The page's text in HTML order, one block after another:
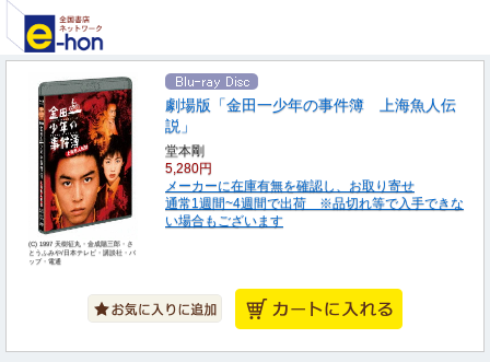
(C) 1997 天樹征丸・金成陽三郎・さ
とうふみや/日本テレビ・講談社・バ
ップ・電通
劇場版「金田一少年の事件簿 上海魚人伝
説」
堂本剛
5,280円
メーカーに在庫有無を確認し、お取り寄せ
通常1週間~4週間で出荷 ※品切れ等で入手できな
い場合もございます